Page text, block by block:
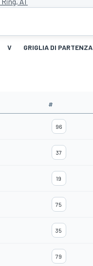
V GRIGLIA DI PARTENZA
#
96
37
19
75
35
79